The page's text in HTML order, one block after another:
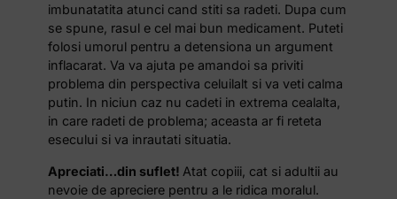
imbunatatita atunci cand stiti sa radeti. Dupa cum
se spune, rasul e cel mai bun medicament. Puteti
folosi umorul pentru a detensiona un argument
inflacarat. Va va ajuta pe amandoi sa priviti
problema din perspectiva celuilalt si va veti calma
putin. In niciun caz nu cadeti in extrema cealalta,
in care radeti de problema; aceasta ar fi reteta
esecului si va inrautati situatia.
Apreciati…din suflet! Atat copiii, cat si adultii au
nevoie de apreciere pentru a le ridica moralul.